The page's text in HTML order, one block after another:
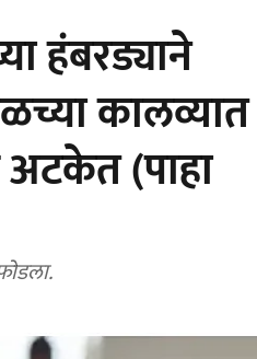
हंबरड्याने
कालव्यात
(पाहा